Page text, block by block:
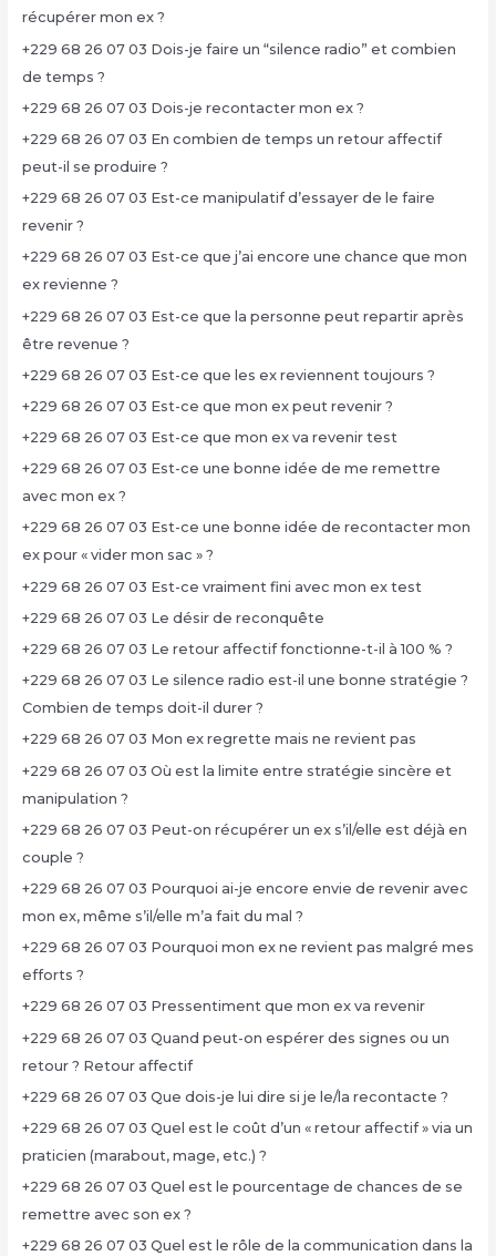
récupérer mon ex ?
+229 68 26 07 03 Dois-je faire un “silence radio” et combien
de temps ?
+229 68 26 07 03 Dois-je recontacter mon ex ?
+229 68 26 07 03 En combien de temps un retour affectif
peut-il se produire ?
+229 68 26 07 03 Est-ce manipulatif d’essayer de le faire
revenir ?
+229 68 26 07 03 Est-ce que j’ai encore une chance que mon
ex revienne ?
+229 68 26 07 03 Est-ce que la personne peut repartir après
être revenue ?
+229 68 26 07 03 Est-ce que les ex reviennent toujours ?
+229 68 26 07 03 Est-ce que mon ex peut revenir ?
+229 68 26 07 03 Est-ce que mon ex va revenir test
+229 68 26 07 03 Est-ce une bonne idée de me remettre
avec mon ex ?
+229 68 26 07 03 Est-ce une bonne idée de recontacter mon
ex pour « vider mon sac » ?
+229 68 26 07 03 Est-ce vraiment fini avec mon ex test
+229 68 26 07 03 Le désir de reconquête
+229 68 26 07 03 Le retour affectif fonctionne-t-il à 100 % ?
+229 68 26 07 03 Le silence radio est-il une bonne stratégie ?
Combien de temps doit-il durer ?
+229 68 26 07 03 Mon ex regrette mais ne revient pas
+229 68 26 07 03 Où est la limite entre stratégie sincère et
manipulation ?
+229 68 26 07 03 Peut-on récupérer un ex s’il/elle est déjà en
couple ?
+229 68 26 07 03 Pourquoi ai-je encore envie de revenir avec
mon ex, même s’il/elle m’a fait du mal ?
+229 68 26 07 03 Pourquoi mon ex ne revient pas malgré mes
efforts ?
+229 68 26 07 03 Pressentiment que mon ex va revenir
+229 68 26 07 03 Quand peut-on espérer des signes ou un
retour ? Retour affectif
+229 68 26 07 03 Que dois-je lui dire si je le/la recontacte ?
+229 68 26 07 03 Quel est le coût d’un « retour affectif » via un
praticien (marabout, mage, etc.) ?
+229 68 26 07 03 Quel est le pourcentage de chances de se
remettre avec son ex ?
+229 68 26 07 03 Quel est le rôle de la communication dans la